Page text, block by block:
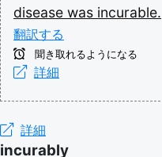
disease was incurable.
翻訳する
聞き取れるようになる
詳細
詳細
incurably